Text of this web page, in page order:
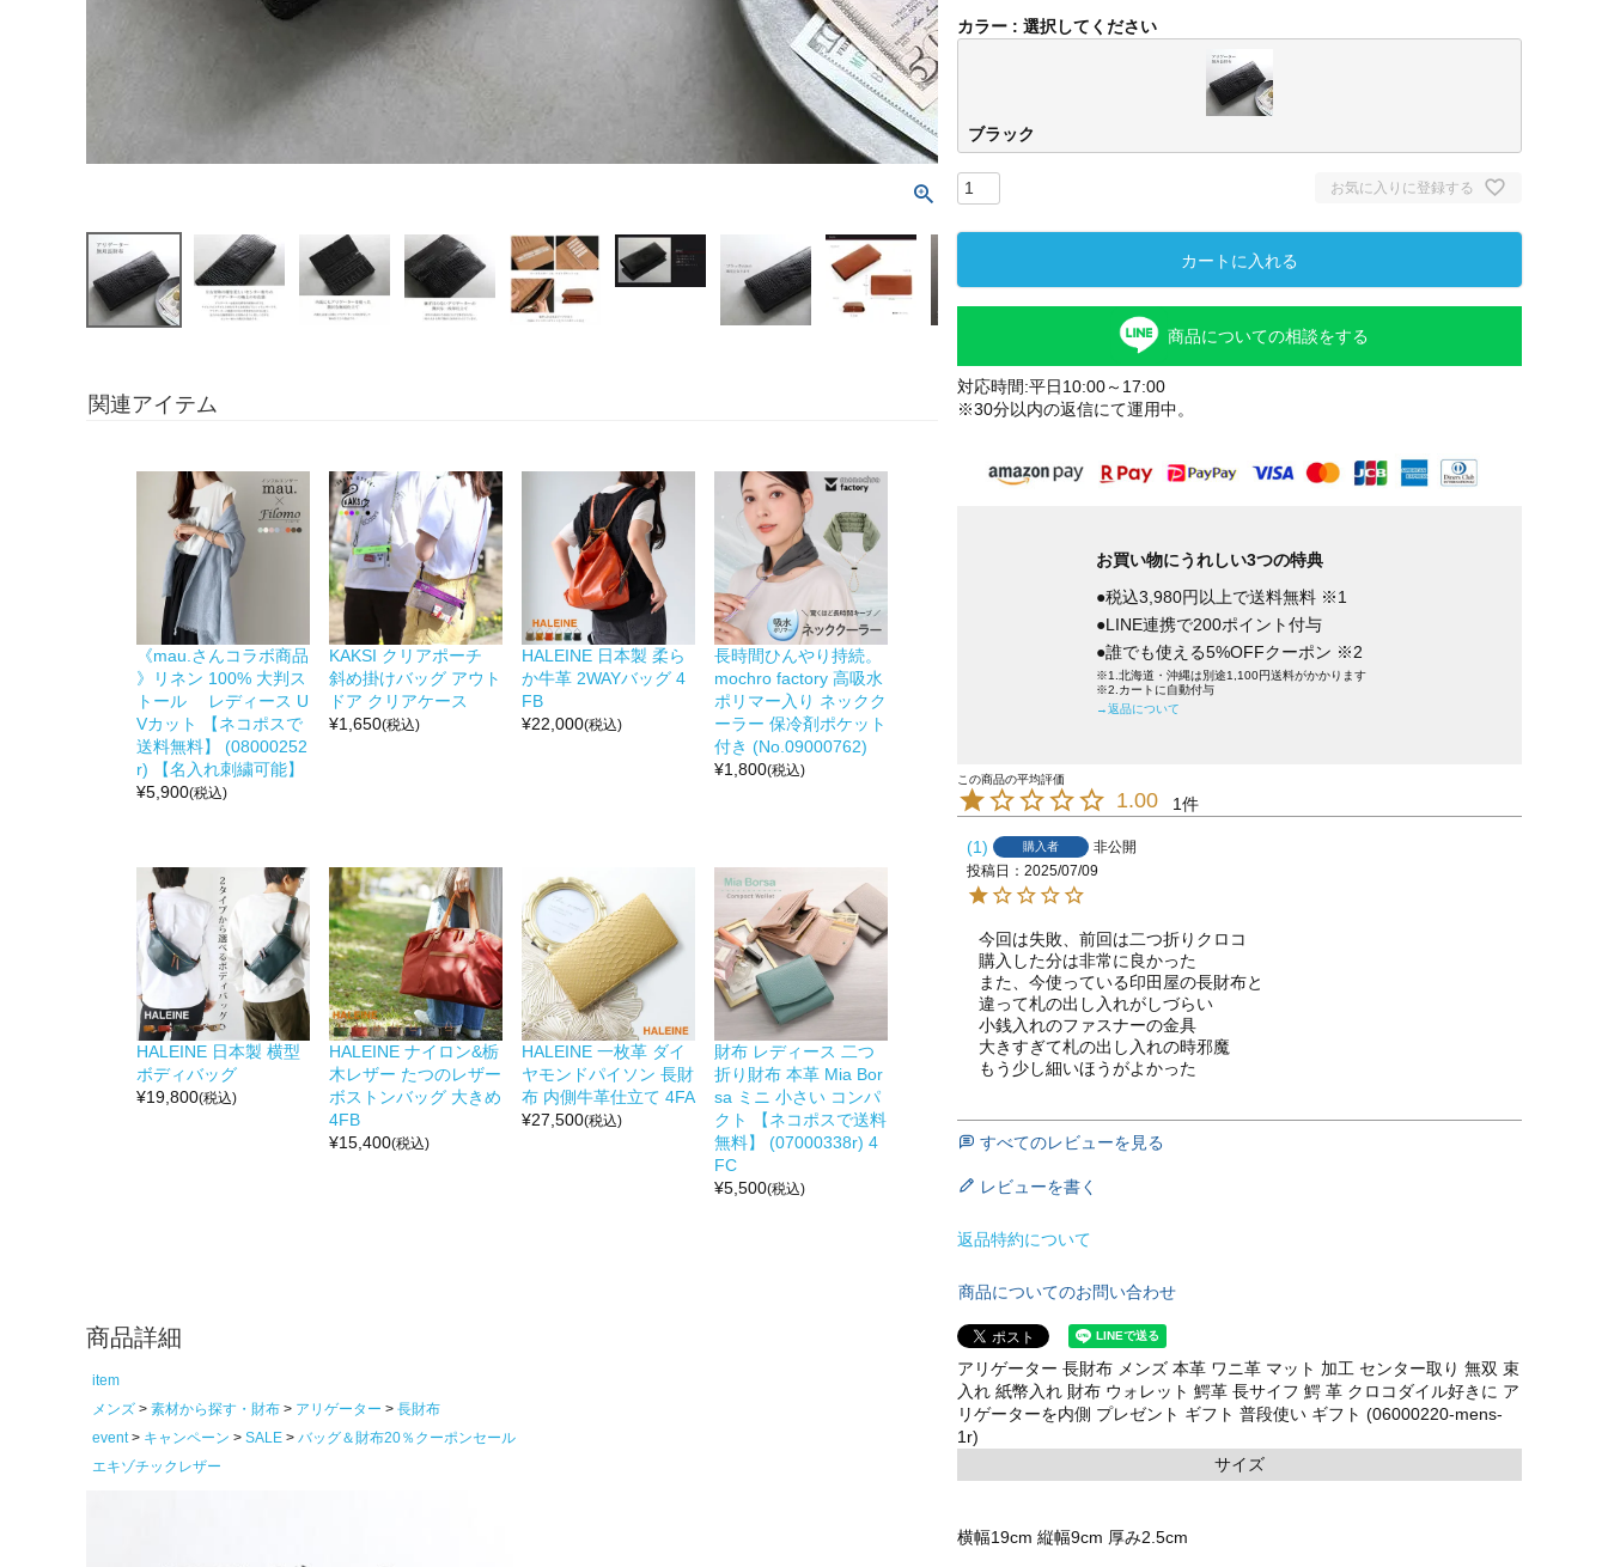
ブラック
関連アイテム
《mau.さんコラボ商品
》リネン 100% 大判ス
トール レディース U
Vカット 【ネコポスで
送料無料】 (08000252
r) 【名入れ刺繍可能】
¥5,900(税込)
KAKSI クリアポーチ
斜め掛けバッグ アウト
ドア クリアケース
¥1,650(税込)
HALEINE 日本製 柔ら
か牛革 2WAYバッグ 4
FB
¥22,000(税込)
長時間ひんやり持続。
mochro factory 高吸水
ポリマー入り ネックク
ーラー 保冷剤ポケット
付き (No.09000762)
¥1,800(税込)
HALEINE 日本製 横型
ボディバッグ
¥19,800(税込)
HALEINE ナイロン&栃
木レザー たつのレザー
ボストンバッグ 大きめ
4FB
¥15,400(税込)
HALEINE 一枚革 ダイ
ヤモンドパイソン 長財
布 内側牛革仕立て 4FA
¥27,500(税込)
財布 レディース 二つ
折り財布 本革 Mia Bor
sa ミニ 小さい コンパ
クト 【ネコポスで送料
無料】 (07000338r) 4
FC
¥5,500(税込)
商品詳細
item
メンズ
素材から探す・財布 アリゲーター
長財布
event
キャンペーン SALE
バッグ＆財布20％クーポンセール
エキゾチックレザー
カラー 選択してください
ブラック
お気に入りに登録する
カートに入れる
商品についての相談をする
対応時間:平日10:00～17:00
※30分以内の返信にて運用中。
お買い物にうれしい3つの特典
●税込3,980円以上で送料無料 ※1
●LINE連携で200ポイント付与
●誰でも使える5%OFFクーポン ※2
※1.北海道・沖縄は別途1,100円送料がかかります
※2.カートに自動付与
→返品について
1.00 1
1 購入者
非公開
投稿日
2025/07/09
今回は失敗、前回は二つ折りクロコ
購入した分は非常に良かった
また、今使っている印田屋の長財布と
違って札の出し入れがしづらい
小銭入れのファスナーの金具
大きすぎて札の出し入れの時邪魔
もう少し細いほうがよかった
すべてのレビューを見る
レビューを書く
返品特約について
商品についてのお問い合わせ
アリゲーター 長財布 メンズ 本革 ワニ革 マット 加工 センター取り 無双 束
入れ 紙幣入れ 財布 ウォレット 鰐革 長サイフ 鰐 革 クロコダイル好きに ア
リゲーターを内側 プレゼント ギフト 普段使い ギフト (06000220-mens-
1r)
サイズ
横幅19cm 縦幅9cm 厚み2.5cm